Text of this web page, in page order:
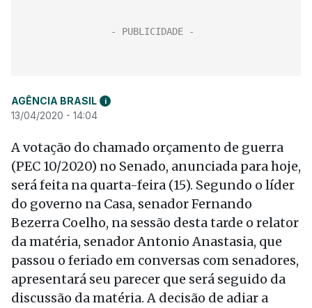
AGÊNCIA BRASIL i
13/04/2020 - 14:04
A votação do chamado orçamento de guerra
(PEC 10/2020) no Senado, anunciada para hoje,
será feita na quarta-feira (15). Segundo o líder
do governo na Casa, senador Fernando
Bezerra Coelho, na sessão desta tarde o relator
da matéria, senador Antonio Anastasia, que
passou o feriado em conversas com senadores,
apresentará seu parecer que será seguido da
discussão da matéria. A decisão de adiar a